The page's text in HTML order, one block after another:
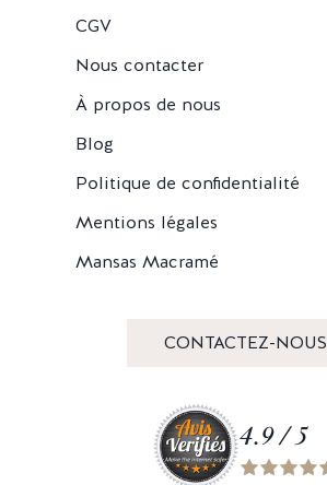
CGV
Nous contacter
À propos de nous
Blog
Politique de confidentialité
Mentions légales
Mansas Macramé
CONTACTEZ-NOUS
4.9 / 5